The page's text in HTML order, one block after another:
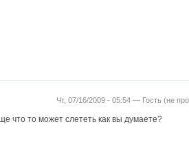
Чт, 07/16/2009 - 05:54 — Гость (не
что то может слететь как вы думаете?